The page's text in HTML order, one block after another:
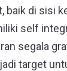
baik di sisi
self
segala
target